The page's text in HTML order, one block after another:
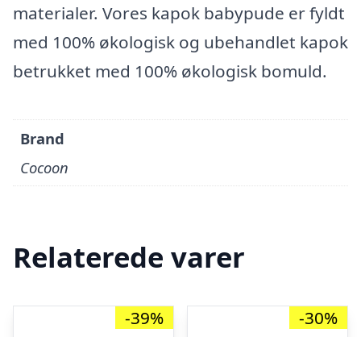
materialer. Vores kapok babypude er fyldt
med 100% økologisk og ubehandlet kapok
betrukket med 100% økologisk bomuld.
Brand
Cocoon
Relaterede varer
-39% -30%